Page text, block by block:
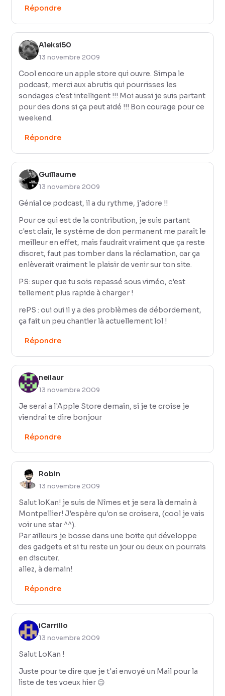
Répondre
Aleksi50
13 novembre 2009
Cool encore un apple store qui ouvre. Simpa le
podcast, merci aux abrutis qui pourrisses les
sondages c'est intelligent !!! Moi aussi je suis partant
pour des dons si ça peut aidé !!! Bon courage pour ce
weekend.
Répondre
Guillaume
13 novembre 2009
Génial ce podcast, il a du rythme, j'adore !!
Pour ce qui est de la contribution, je suis partant
c'est clair, le système de don permanent me paraît le
meilleur en effet, mais faudrait vraiment que ça reste
discret, faut pas tomber dans la réclamation, car ça
enlèverait vraiment le plaisir de venir sur ton site.
PS: super que tu sois repassé sous viméo, c'est
tellement plus rapide à charger !
rePS : oui oui il y a des problèmes de débordement,
ça fait un peu chantier là actuellement lol !
Répondre
neilaur
13 novembre 2009
Je serai a l'Apple Store demain, si je te croise je
viendrai te dire bonjour
Répondre
Robin
13 novembre 2009
Salut loKan! je suis de Nîmes et je sera là demain à
Montpellier! J'espère qu'on se croisera, (cool je vais
voir une star ^^).
Par ailleurs je bosse dans une boite qui développe
des gadgets et si tu reste un jour ou deux on pourrais
en discuter.
allez, à demain!
Répondre
iCarrillo
13 novembre 2009
Salut LoKan !
Juste pour te dire que je t'ai envoyé un Mail pour la
liste de tes voeux hier 😉